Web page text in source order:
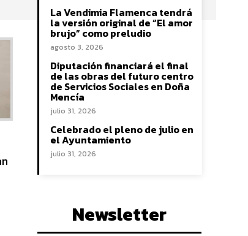
La Vendimia Flamenca tendrá
la versión original de “El amor
brujo” como preludio
agosto 3, 2026
Diputación financiará el final
de las obras del futuro centro
de Servicios Sociales en Doña
Mencía
julio 31, 2026
Celebrado el pleno de julio en
el Ayuntamiento
julio 31, 2026
Newsletter